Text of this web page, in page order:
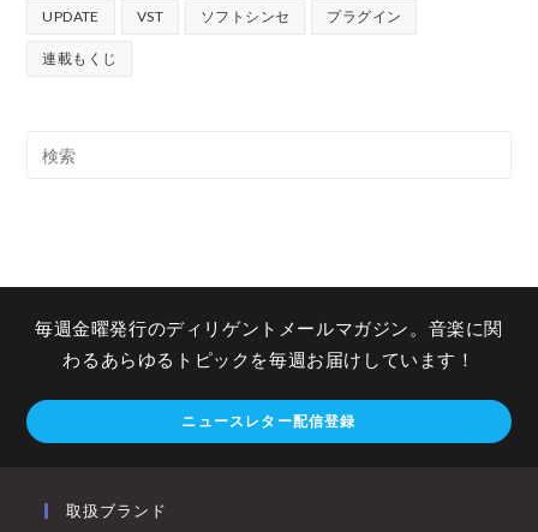
UPDATE VST ソフトシンセ プラグイン
連載もくじ
毎週金曜発行のディリゲントメールマガジン。音楽に関
わるあらゆるトピックを毎週お届けしています！
ニュースレター配信登録
取扱ブランド